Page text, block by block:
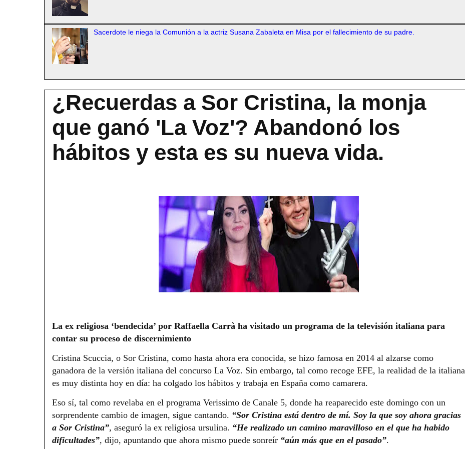
Sacerdote le niega la Comunión a la actriz Susana Zabaleta en Misa por el fallecimiento de su padre.
¿Recuerdas a Sor Cristina, la monja
que ganó 'La Voz'? Abandonó los
hábitos y esta es su nueva vida.
La ex religiosa ‘bendecida’ por Raffaella Carrà ha visitado un programa de la televisión italiana para
contar su proceso de discernimiento
Cristina Scuccia, o Sor Cristina, como hasta ahora era conocida, se hizo famosa en 2014 al alzarse como
ganadora de la versión italiana del concurso La Voz. Sin embargo, tal como recoge EFE, la realidad de la italiana
es muy distinta hoy en día: ha colgado los hábitos y trabaja en España como camarera.
Eso sí, tal como revelaba en el programa Verissimo de Canale 5, donde ha reaparecido este domingo con un
sorprendente cambio de imagen, sigue cantando. “Sor Cristina está dentro de mí. Soy la que soy ahora gracias
a Sor Cristina”, aseguró la ex religiosa ursulina. “He realizado un camino maravilloso en el que ha habido
dificultades”, dijo, apuntando que ahora mismo puede sonreír “aún más que en el pasado”.